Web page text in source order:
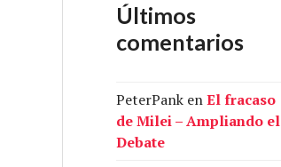
Últimos
comentarios
PeterPank enEl fracaso
de Milei – Ampliando el
Debate